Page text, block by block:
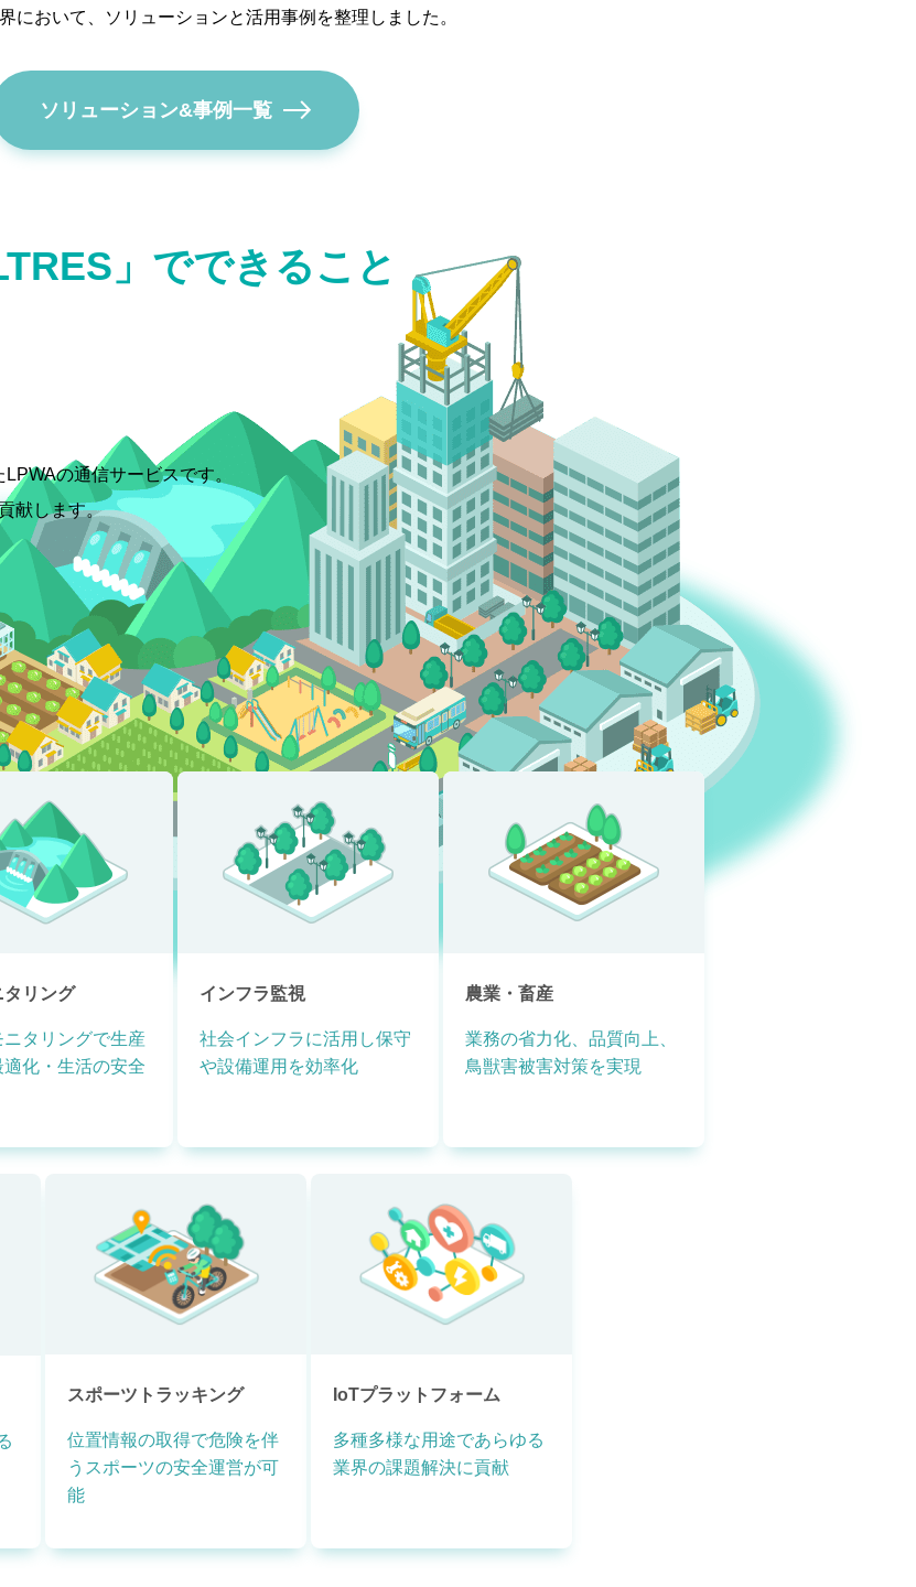
において、ソリューションと活用事例を整理しました。
ソリューション&事例一覧
」でできること
の通信サービスです。
献します。
タリング
ニタリングで生産
化・生活の安全
インフラ監視
社会インフラに活用し保守
や設備運用を効率化
農業・畜産
業務の省力化、品質向上、
鳥獣害被害対策を実現
スポーツトラッキング
位置情報の取得で危険を伴
うスポーツの安全運営が可
能
IoTプラットフォーム
多種多様な用途であらゆる
業界の課題解決に貢献